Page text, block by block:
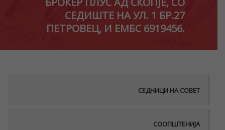
СЕДИШТЕ НА УЛ. 1 БР.27
ПЕТРОВЕЦ, И ЕМБС 6919456.
СЕДНИЦИ НА СОВЕТ
СООПШТЕНИЈА